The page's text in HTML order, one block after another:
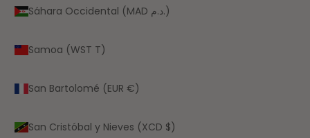
Sáhara Occidental (MAD د.م.)
Samoa (WST T)
San Bartolomé (EUR €)
San Cristóbal y Nieves (XCD $)